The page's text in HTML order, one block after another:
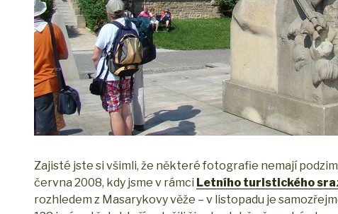
Zajisté jste si všimli, že některé fotografie nemají
června 2008, kdy jsme v rámci Letního turistického
rozhledem z Masarykovy věže – v listopadu je